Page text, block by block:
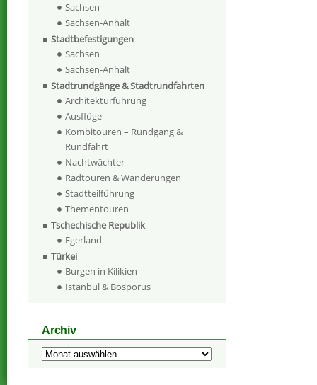
Sachsen
Sachsen-Anhalt
Stadtbefestigungen
Sachsen
Sachsen-Anhalt
Stadtrundgänge & Stadtrundfahrten
Architekturführung
Ausflüge
Kombitouren – Rundgang &
Rundfahrt
Nachtwächter
Radtouren & Wanderungen
Stadtteilführung
Thementouren
Tschechische Republik
Egerland
Türkei
Burgen in Kilikien
Istanbul & Bosporus
Archiv
Archiv